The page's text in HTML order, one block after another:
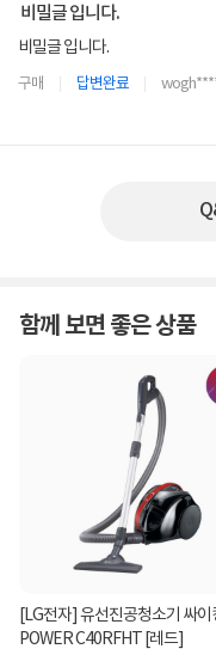
비밀글 입니다.
비밀글 입니다.
구매 답변완료
함께 보면 좋은 상품
[LG전자] 유선진공청소기 싸이
POWER C40RFHT [레드]